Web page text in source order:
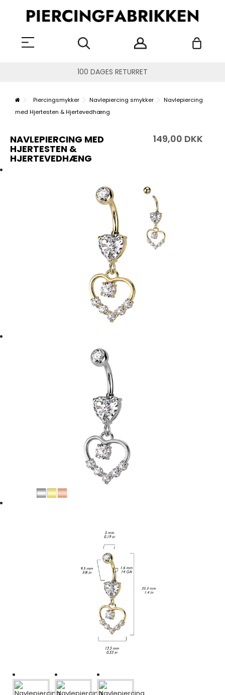
100 DAGES RETURRET
Piercingsmykker Navlepiercing smykker
Navlepiercing
med Hjertesten & Hjertevedhæng
NAVLEPIERCING MED
HJERTESTEN &
HJERTEVEDHÆNG
149,00 DKK